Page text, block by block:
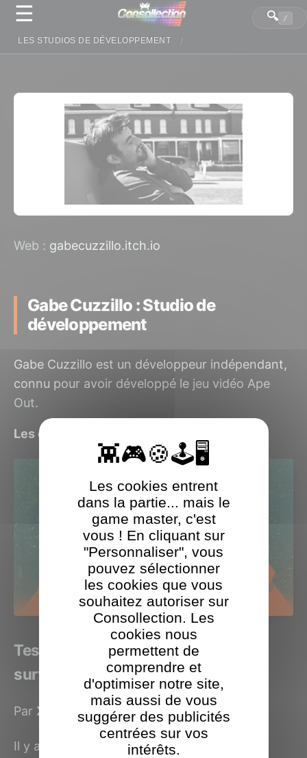
☰
LES STUDIOS DE DÉVELOPPEMENT
🔍 /
Web : gabecuzzillo.itch.io
Gabe Cuzzillo : Studio de
développement
Gabe Cuzzillo est un développeur indépendant,
connu pour avoir développé le jeu vidéo Ape
Out.
Les derniers jeux Gabe Cuzzillo testés
Test Ape Out par Devolver : Entre
survie primitif et jazz frénétique
Par XLan le 14 mars 2019
Il y a des créateurs qui font des choix
Panneau de gestion des cookies
Les cookies entrent
dans la partie... mais le
game master, c'est
vous ! En cliquant sur
"Personnaliser", vous
pouvez sélectionner
les cookies que vous
souhaitez autoriser sur
Consollection. Les
cookies nous
permettent de
comprendre et
d'optimiser notre site,
mais aussi de vous
suggérer des publicités
centrées sur vos
intérêts.